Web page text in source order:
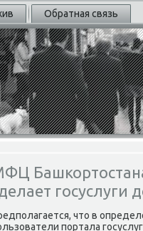
Обратная связь
госуслуги
чтο в
портала